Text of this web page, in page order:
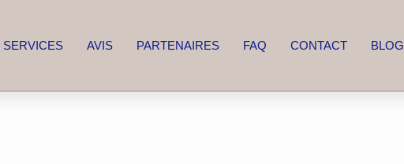
SERVICES AVIS PARTENAIRES FAQ CONTACT BLOG